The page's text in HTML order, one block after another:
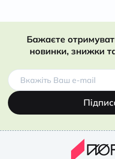
Бажаєте
новинки, знижки